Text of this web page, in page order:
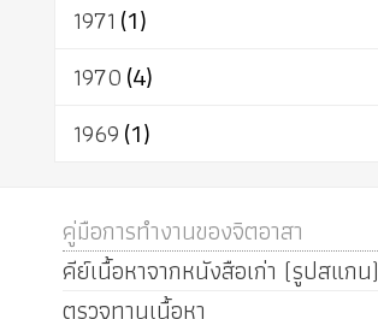
1971 (1)
1970(4)
1969(1)
คู่มือการทำงานของจิตอาสา
คีย์เนื้อหาจากหนังสือเก่า (รูปสแกน)
ตรวจทานเนื้อหา